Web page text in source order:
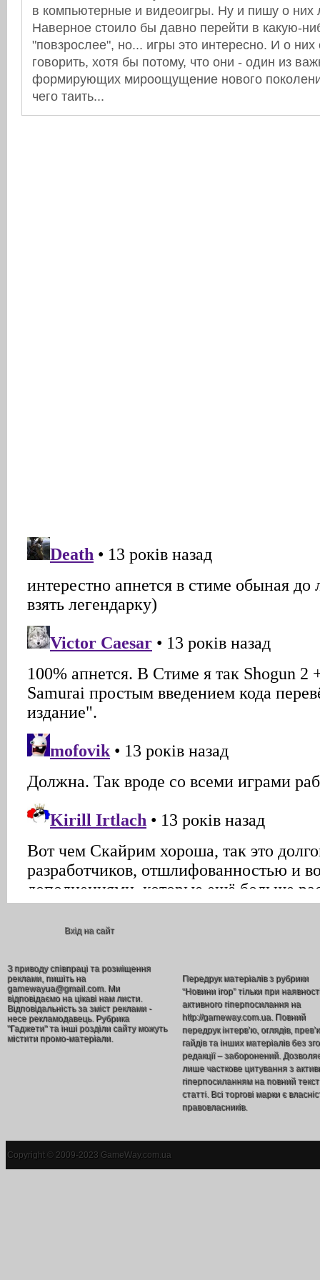
в компьютерные и видеоигры. Ну и пишу о них
Наверное стоило бы давно перейти в какую-
"повзрослее", но... игры это интересно. И о них
говорить, хотя бы потому, что они - один из
формирующих мироощущение нового
чего таить...
Вхід на сайт
З приводу співпраці та розміщення
реклами, пишіть на
gamewayua@gmail.com. Ми
відповідаємо на цікаві нам листи.
Відповідальність за зміст реклами -
несе рекламодавець. Рубрика
"Гаджети" та інші розділи сайту можуть
містити промо-матеріали.
Передрук матеріалів з рубрики
“Новини ігор” тільки при
активного гіперпосилання на
http://gameway.com.ua. Повний
передрук інтерв’ю, оглядів,
гайдів та інших матеріалів без
редакції – заборонений.
лише часткове цитування з
гіперпосиланням на повний текст
статті. Всі торгові марки є
правовласників.
Copyright © 2009-2023 GameWay.com.ua